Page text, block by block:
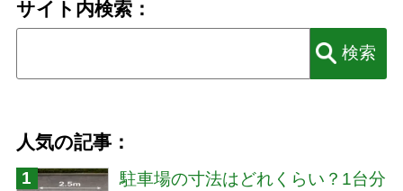
サイト内検索：
人気の記事：
駐車場の寸法はどれくらい？1台分